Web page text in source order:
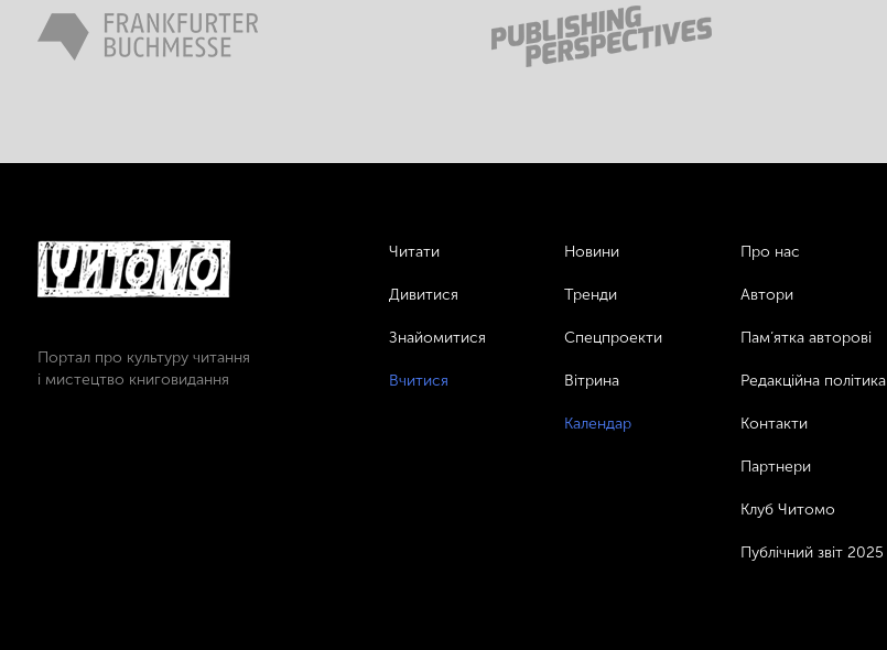
Портал про культуру читання
і мистецтво книговидання
Читати
Дивитися
Знайомитися
Вчитися
Новини
Тренди
Спецпроекти
Вітрина
Календар
Про нас
Автори
Пам’ятка авторові
Редакційна політика
Контакти
Партнери
Клуб Читомо
Публічний звіт 2025